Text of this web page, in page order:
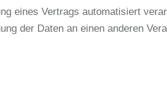
eines Vertrags automatisiert
der Daten an einen anderen